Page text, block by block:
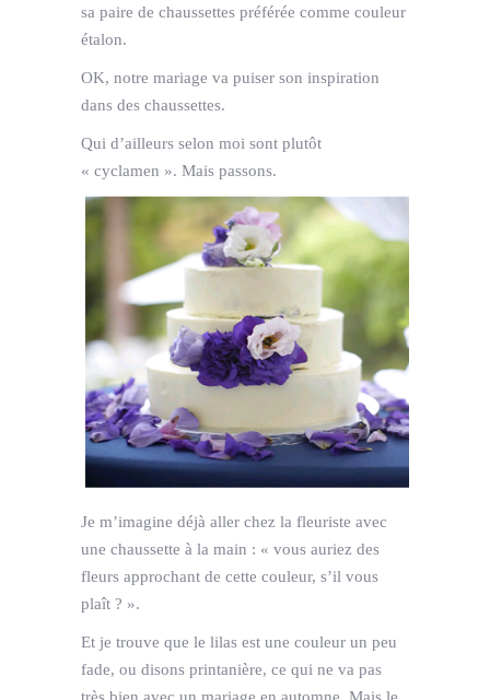
sa paire de chaussettes préférée comme couleur
étalon.
OK, notre mariage va puiser son inspiration
dans des chaussettes.
Qui d’ailleurs selon moi sont plutôt
« cyclamen ». Mais passons.
Je m’imagine déjà aller chez la fleuriste avec
une chaussette à la main : « vous auriez des
fleurs approchant de cette couleur, s’il vous
plaît ? ».
Et je trouve que le lilas est une couleur un peu
fade, ou disons printanière, ce qui ne va pas